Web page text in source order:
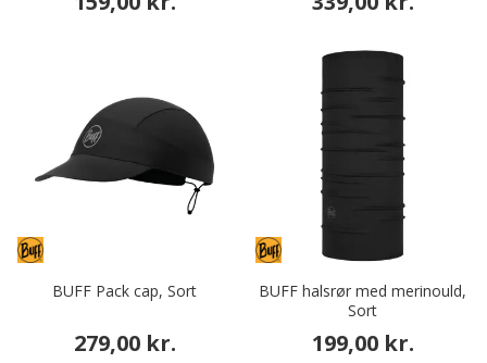
BUFF Pack cap, Sort
279,00 kr.
BUFF halsrør med merinould,
Sort
199,00 kr.